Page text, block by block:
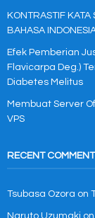
KONTRASTIF
BAHASA
Efek Pemberian
Flavicarpa Deg.)
Diabetes Melitus
Membuat Server
VPS
RECENT
Tsubasa Ozora on
Naruto Uzumaki on